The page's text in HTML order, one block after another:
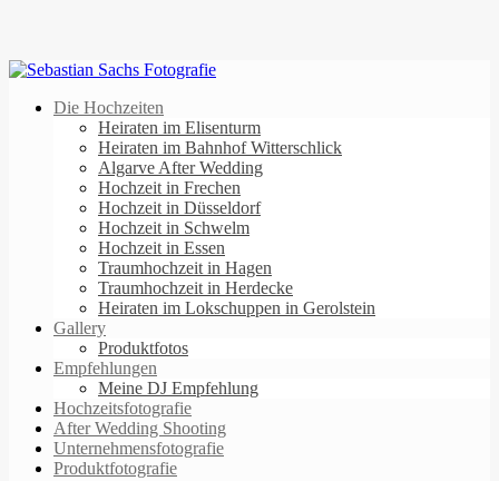
Die Hochzeiten
Heiraten im Elisenturm
Heiraten im Bahnhof Witterschlick
Algarve After Wedding
Hochzeit in Frechen
Hochzeit in Düsseldorf
Hochzeit in Schwelm
Hochzeit in Essen
Traumhochzeit in Hagen
Traumhochzeit in Herdecke
Heiraten im Lokschuppen in Gerolstein
Gallery
Produktfotos
Empfehlungen
Meine DJ Empfehlung
Hochzeitsfotografie
After Wedding Shooting
Unternehmensfotografie
Produktfotografie